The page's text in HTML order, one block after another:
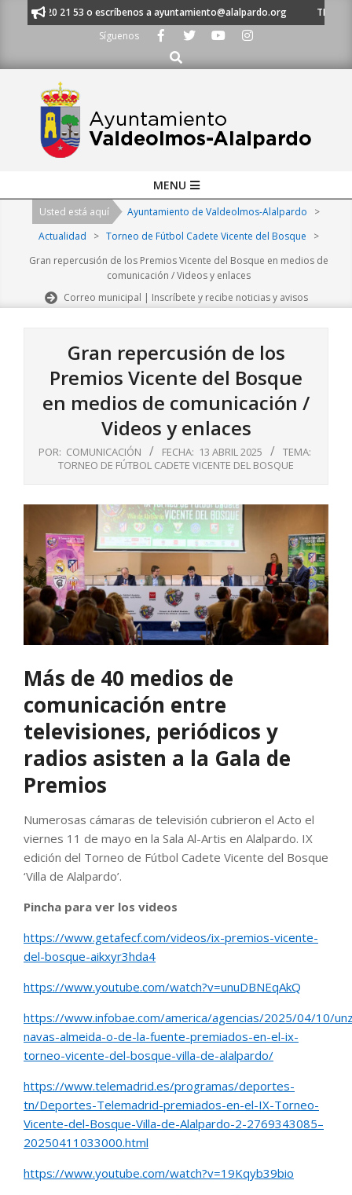
al 91 620 21 53 o escríbenos a ayuntamiento@alalpardo.org
TE
Síguenos
Buscar
Navigation
MENU
Usted está aquí Ayuntamiento de Valdeolmos-Alalpardo
>
Actualidad
> Torneo de Fútbol Cadete Vicente del Bosque
>
Gran repercusión de los Premios Vicente del Bosque en medios de
comunicación / Videos y enlaces
Correo municipal | Inscríbete y recibe noticias y avisos
Gran repercusión de los
Premios Vicente del Bosque
en medios de comunicación /
Videos y enlaces
POR: COMUNICACIÓN FECHA: 13 ABRIL 2025
TEMA:
TORNEO DE FÚTBOL CADETE VICENTE DEL BOSQUE
Más de 40 medios de
comunicación entre
televisiones, periódicos y
radios asisten a la Gala de
Premios
Numerosas cámaras de televisión cubrieron el Acto el
viernes 11 de mayo en la Sala Al-Artis en Alalpardo. IX
edición del Torneo de Fútbol Cadete Vicente del Bosque
‘Villa de Alalpardo’.
Pincha para ver los videos
https://www.getafecf.com/videos/ix-premios-vicente-
del-bosque-aikxyr3hda4
https://www.youtube.com/watch?v=unuDBNEqAkQ
https://www.infobae.com/america/agencias/2025/04/10/
navas-almeida-o-de-la-fuente-premiados-en-el-ix-
torneo-vicente-del-bosque-villa-de-alalpardo/
https://www.telemadrid.es/programas/deportes-
tn/Deportes-Telemadrid-premiados-en-el-IX-Torneo-
Vicente-del-Bosque-Villa-de-Alalpardo-2-2769343085–
20250411033000.html
https://www.youtube.com/watch?v=19Kqyb39bio